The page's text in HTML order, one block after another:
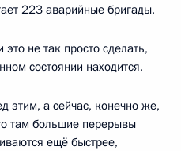
223 аварийные бригады.
не так просто сделать,
состоянии находится.
этим, а сейчас, конечно же,
там большие перерывы
ещё быстрее,